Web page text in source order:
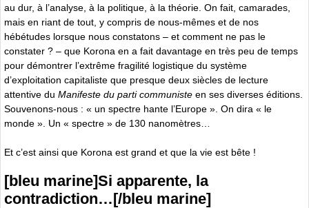
au dur, à l’analyse, à la politique, à la théorie. On fait, camarades,
mais en riant de tout, y compris de nous-mêmes et de nos
hébétudes lorsque nous constatons – et comment ne pas le
constater ? – que Korona en a fait davantage en très peu de temps
pour démontrer l’extrême fragilité logistique du système
d’exploitation capitaliste que presque deux siècles de lecture
attentive du Manifeste du parti communiste en ses diverses éditions.
Souvenons-nous : « un spectre hante l’Europe ». On dira « le
monde ». Un « spectre » de 130 nanomètres…
Et c’est ainsi que Korona est grand et que la vie est bête !
[bleu marine]Si apparente, la
contradiction…[/bleu marine]